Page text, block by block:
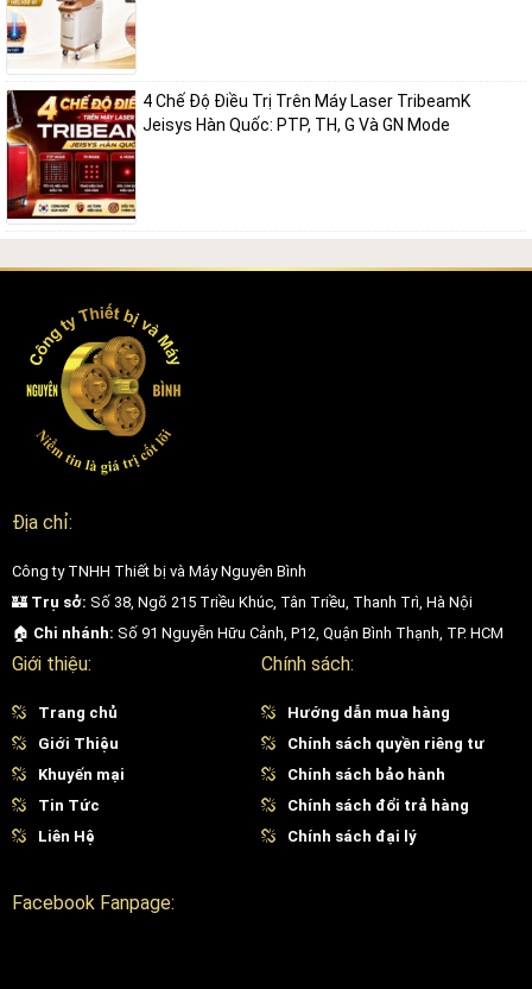
4 Chế Độ Điều Trị Trên Máy Laser TribeamK
Jeisys Hàn Quốc: PTP, TH, G Và GN Mode
Địa chỉ:
Công ty TNHH Thiết bị và Máy Nguyên Bình
🏰 Trụ sở: Số 38, Ngõ 215 Triều Khúc, Tân Triều, Thanh Trì, Hà Nội
🏠 Chi nhánh: Số 91 Nguyễn Hữu Cảnh, P12, Quận Bình Thạnh, TP. HCM
Giới thiệu:
Trang chủ
Giới Thiệu
Khuyến mại
Tin Tức
Liên Hệ
Chính sách:
Hướng dẫn mua hàng
Chính sách quyền riêng tư
Chính sách bảo hành
Chính sách đổi trả hàng
Chính sách đại lý
Facebook Fanpage: